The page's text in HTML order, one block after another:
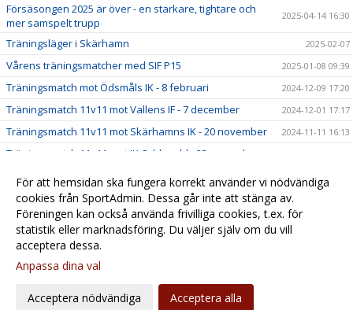
Försäsongen 2025 är över - en starkare, tightare och
mer samspelt trupp
2025-04-14 16:30
Träningsläger i Skärhamn 2025-02-07
Vårens träningsmatcher med SIF P15 2025-01-08 09:39
Träningsmatch mot Ödsmåls IK - 8 februari 2024-12-09 17:20
Träningsmatch 11v11 mot Vallens IF - 7 december 2024-12-01 17:17
Träningsmatch 11v11 mot Skärhamns IK - 20 november 2024-11-11 16:13
Träningsmatch 11v11 mot IK Oddevold - 23 november
Öppen extraträning på höstlovet med Stenungsunds IF 2024-10-24 17:00
Fredrik Wallin ny tränare för Stenungsunds IF - P15
2024-10-11 11:31
2024-07-01 10:52
inställningar
Webbversion
För att hemsidan ska fungera korrekt använder vi nödvändiga
cookies från SportAdmin. Dessa går inte att stänga av.
Föreningen kan också använda frivilliga cookies, t.ex. för
statistik eller marknadsföring. Du väljer själv om du vill
acceptera dessa.
Anpassa dina val
Acceptera nödvändiga Acceptera alla